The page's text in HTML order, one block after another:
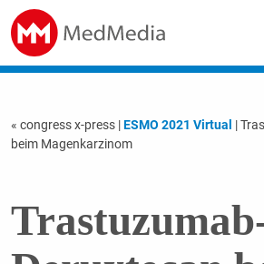
« congress x-press |ESMO 2021 Virtual |
beim Magenkarzinom